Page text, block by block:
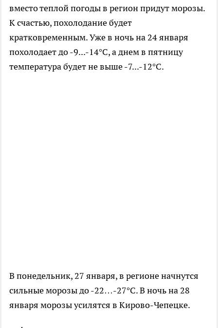
вместо теплой погоды в регион придут морозы.
К счастью, похолодание будет
кратковременным. Уже в ночь на 24 января
похолодает до -9...-14°С, а днем в пятницу
температура будет не выше -7...-12°С.
В понедельник, 27 января, в регионе начнутся
сильные морозы до -22…-27°С. В ночь на 28
января морозы усилятся в Кирово-Чепецке.